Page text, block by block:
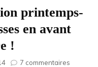
printemps-
en avant
!
7 commentaires